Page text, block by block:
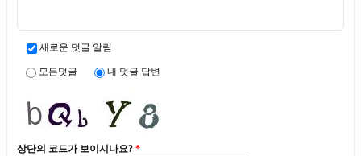
새로운 덧글 알림
모든덧글 내 덧글 답변
상단의 코드가 보이시나요? *